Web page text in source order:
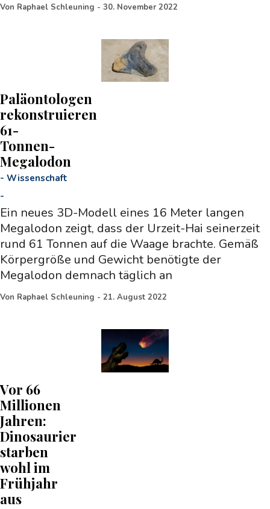
Von Raphael Schleuning - 30. November 2022
Paläontologen
rekonstruieren
61-
Tonnen-
Megalodon
- Wissenschaft
-
Ein neues 3D-Modell eines 16 Meter langen
Megalodon zeigt, dass der Urzeit-Hai seinerzeit
rund 61 Tonnen auf die Waage brachte. Gemäß
Körpergröße und Gewicht benötigte der
Megalodon demnach täglich an
Von Raphael Schleuning - 21. August 2022
Vor 66
Millionen
Jahren:
Dinosaurier
starben
wohl im
Frühjahr
aus